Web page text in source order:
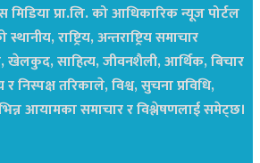
मिडिया प्रा.लि. को आधिकारिक न्यूज पोर्टल
राष्ट्रिय, अन्तराष्ट्रिय समाचार
खेलकुद, साहित्य, जीवनशैली, आर्थिक, बिचार
तरिकाले, विश्व, सुचना प्रविधि,
आयामका समाचार र विश्लेषणलाई समेट्छ।